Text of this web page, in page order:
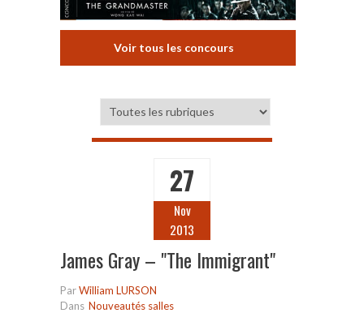
Voir tous les concours
27
Nov
2013
James Gray – "The Immigrant"
ParWilliam LURSON
Dans Nouveautés salles